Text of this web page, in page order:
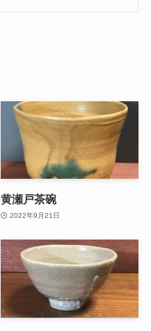
黄瀬戸茶碗
2022年9月21日